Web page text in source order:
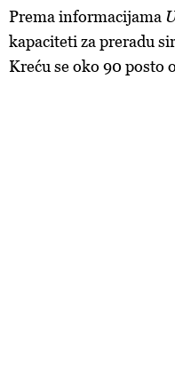
Prema informacijama
kapaciteti za preradu
Kreću se oko 90 posto